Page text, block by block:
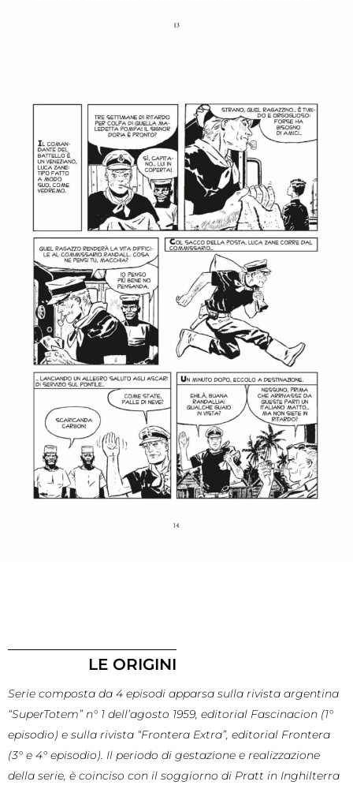
LE ORIGINI
Serie composta da 4 episodi apparsa sulla rivista argentina
“SuperTotem” n° 1 dell’agosto 1959, editorial Fascinacion (1°
episodio) e sulla rivista “Frontera Extra”, editorial Frontera
(3° e 4° episodio). Il periodo di gestazione e realizzazione
della serie, è coinciso con il soggiorno di Pratt in Inghilterra